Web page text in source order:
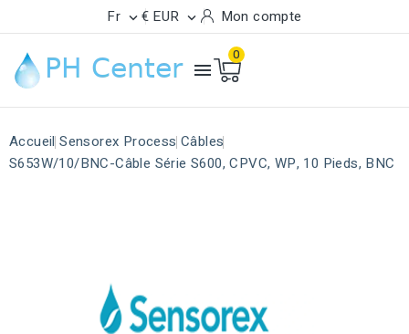
Fr  € EUR  Mon compte

0
Accueil Sensorex Process Câbles
S653W/10/BNC-Câble Série S600, CPVC, WP, 10 Pieds, BNC